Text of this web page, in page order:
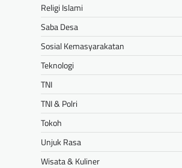
Religi Islami
Saba Desa
Sosial Kemasyarakatan
Teknologi
TNI
TNI & Polri
Tokoh
Unjuk Rasa
Wisata & Kuliner